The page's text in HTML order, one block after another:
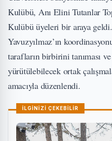
Kulübü, Anı Elini Tutanlar
Kulübü üyeleri bir araya
Yavuzyılmaz’ın
tarafların birbirini tanıması
yürütülebilecek ortak
amacıyla düzenlendi.
İLGİNİZİ ÇEKEBİLİR